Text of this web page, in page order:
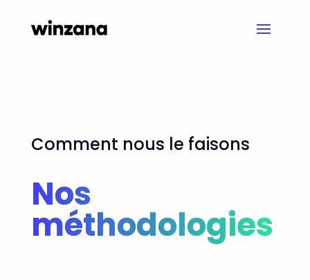
Comment nous le faisons
Nos
méthodologies